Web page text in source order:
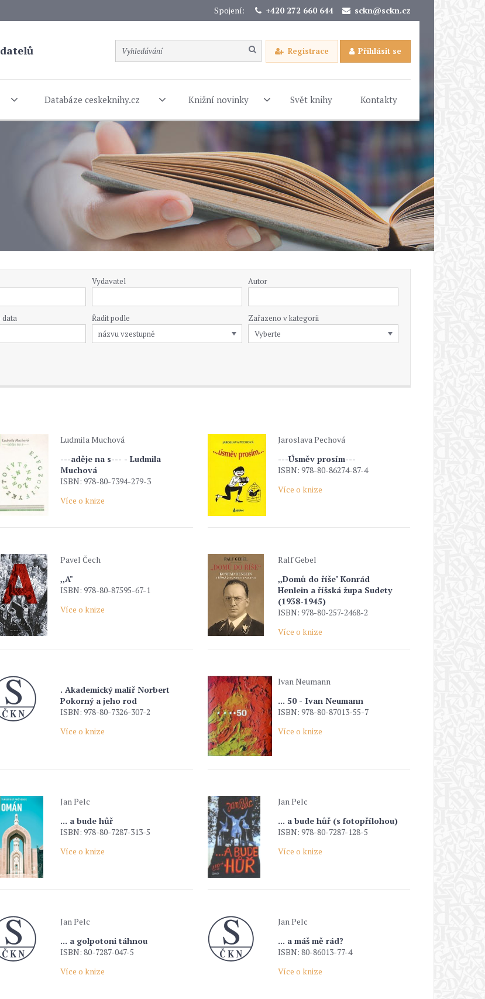
Spojení: +420 272 660 644 sckn@sckn.cz
Registrace Přihlásit se
Databáze ceskeknihy.cz Knižní novinky Svět knihy Kontakty
Vydavatel Autor
data Řadit podle Zařazeno v kategorii
Ludmila Muchová
---aděje na s--- - Ludmila
Muchová
ISBN: 978-80-7394-279-3
Více o knize
Jaroslava Pechová
---Úsměv prosím---
ISBN: 978-80-86274-87-4
Více o knize
Pavel Čech
,,A"
ISBN: 978-80-87595-67-1
Více o knize
Ralf Gebel
,,Domů do říše" Konrád
Henlein a říšská župa Sudety
(1938-1945)
ISBN: 978-80-257-2468-2
Více o knize
. Akademický malíř Norbert
Pokorný a jeho rod
ISBN: 978-80-7326-307-2
Více o knize
Ivan Neumann
... 50 - Ivan Neumann
ISBN: 978-80-87013-55-7
Více o knize
Jan Pelc
... a bude hůř
ISBN: 978-80-7287-313-5
Více o knize
Jan Pelc
... a bude hůř (s fotopřílohou)
ISBN: 978-80-7287-128-5
Více o knize
Jan Pelc
... a golpotoni táhnou
ISBN: 80-7287-047-5
Více o knize
Jan Pelc
... a máš mě rád?
ISBN: 80-86013-77-4
Více o knize